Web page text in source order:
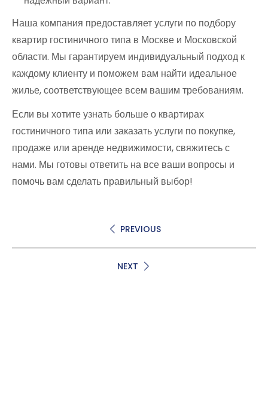
Наша компания предоставляет услуги по подбору
квартир гостиничного типа в Москве и Московской
области. Мы гарантируем индивидуальный подход к
каждому клиенту и поможем вам найти идеальное
жилье, соответствующее всем вашим требованиям.
Если вы хотите узнать больше о квартирах
гостиничного типа или заказать услуги по покупке,
продаже или аренде недвижимости, свяжитесь с
нами. Мы готовы ответить на все ваши вопросы и
помочь вам сделать правильный выбор!
PREVIOUS
NEXT